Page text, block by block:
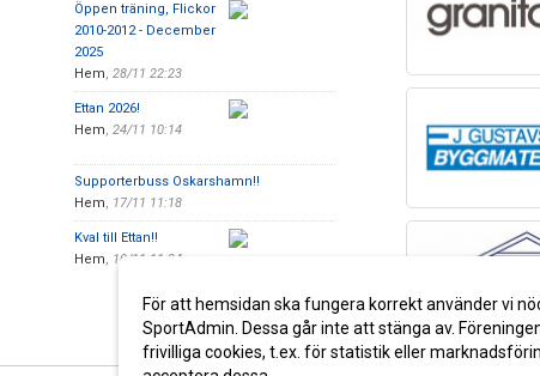
Öppen träning, Flickor
2010-2012 - December
2025
Hem, 28/11 22:23
Ettan 2026!
Hem, 24/11 10:14
Supporterbuss Oskarshamn!!
Hem, 17/11 11:18
Kval till Ettan!!
Hem, 10/11 11:34
För att hemsidan ska fungera korrekt använder vi
SportAdmin. Dessa går inte att stänga av.
frivilliga cookies, t.ex. för statistik eller